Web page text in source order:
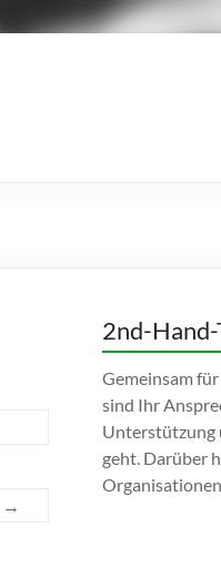
→
2nd-Hand-
Gemeinsam
sind Ihr
Unterstützung
geht. Darüber